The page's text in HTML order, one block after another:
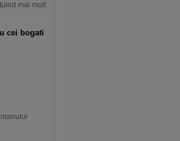
mai mult
cei bogati